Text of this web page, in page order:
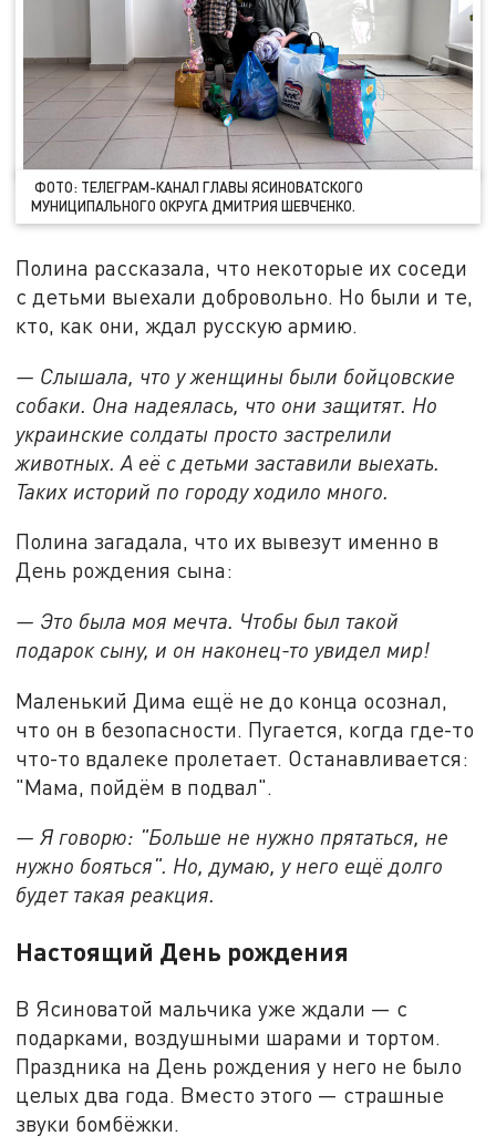
ФОТО: ТЕЛЕГРАМ-КАНАЛ ГЛАВЫ ЯСИНОВАТСКОГО
МУНИЦИПАЛЬНОГО ОКРУГА ДМИТРИЯ ШЕВЧЕНКО.
Полина рассказала, что некоторые их соседи
с детьми выехали добровольно. Но были и те,
кто, как они, ждал русскую армию.
— Слышала, что у женщины были бойцовские
собаки. Она надеялась, что они защитят. Но
украинские солдаты просто застрелили
животных. А её с детьми заставили выехать.
Таких историй по городу ходило много.
Полина загадала, что их вывезут именно в
День рождения сына:
— Это была моя мечта. Чтобы был такой
подарок сыну, и он наконец-то увидел мир!
Маленький Дима ещё не до конца осознал,
что он в безопасности. Пугается, когда где-то
что-то вдалеке пролетает. Останавливается:
"Мама, пойдём в подвал".
— Я говорю: "Больше не нужно прятаться, не
нужно бояться". Но, думаю, у него ещё долго
будет такая реакция.
Настоящий День рождения
В Ясиноватой мальчика уже ждали — с
подарками, воздушными шарами и тортом.
Праздника на День рождения у него не было
целых два года. Вместо этого — страшные
звуки бомбёжки.